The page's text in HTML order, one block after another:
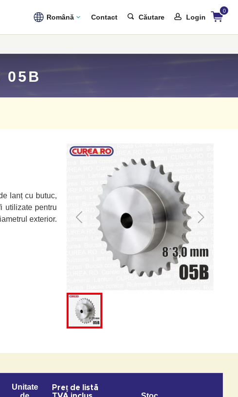
Română Contact Căutare Login
0
05B
lanț cu butuc,
utilizate pentru
exterior.
Unitate
Preț de listă